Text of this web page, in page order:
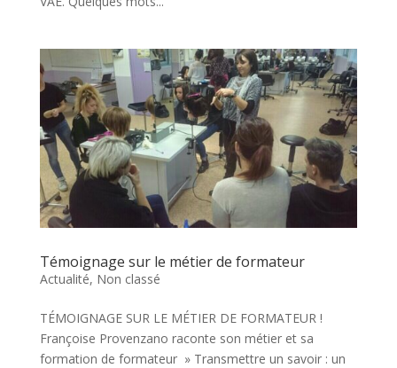
Témoignage sur le métier de formateur
Actualité, Non classé
TÉMOIGNAGE SUR LE MÉTIER DE FORMATEUR !
Françoise Provenzano raconte son métier et sa
formation de formateur » Transmettre un savoir : un